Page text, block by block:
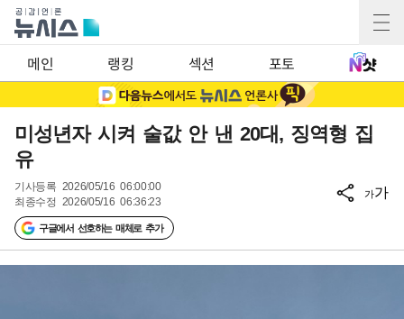
메인 랭킹 섹션 포토
미성년자 시켜 술값 안 낸 20대, 징역형 집
유
기사등록 2026/05/16 06:00:00
최종수정 2026/05/16 06:36:23
구글에서 선호하는 매체로 추가
가가